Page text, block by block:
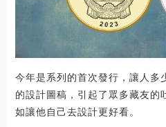
今年是系列的首次發行，讓人多
的設計圖稿，引起了眾多藏友的
如讓他自己去設計更好看。